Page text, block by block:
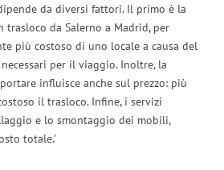
da diversi fattori. Il primo è la
trasloco da Salerno a Madrid, per
più costoso di uno locale a causa del
per il viaggio. Inoltre, la
influisce anche sul prezzo: più
il trasloco. Infine, i servizi
e lo smontaggio dei mobili,
totale.’